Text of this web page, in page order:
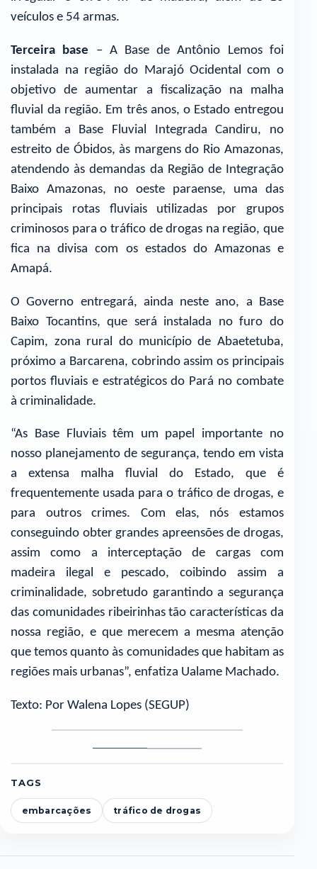
veículos e 54 armas.
Terceira base – A Base de Antônio Lemos foi
instalada na região do Marajó Ocidental com o
objetivo de aumentar a fiscalização na malha
fluvial da região. Em três anos, o Estado entregou
também a Base Fluvial Integrada Candiru, no
estreito de Óbidos, às margens do Rio Amazonas,
atendendo às demandas da Região de Integração
Baixo Amazonas, no oeste paraense, uma das
principais rotas fluviais utilizadas por grupos
criminosos para o tráfico de drogas na região, que
fica na divisa com os estados do Amazonas e
Amapá.
O Governo entregará, ainda neste ano, a Base
Baixo Tocantins, que será instalada no furo do
Capim, zona rural do município de Abaetetuba,
próximo a Barcarena, cobrindo assim os principais
portos fluviais e estratégicos do Pará no combate
à criminalidade.
“As Base Fluviais têm um papel importante no
nosso planejamento de segurança, tendo em vista
a extensa malha fluvial do Estado, que é
frequentemente usada para o tráfico de drogas, e
para outros crimes. Com elas, nós estamos
conseguindo obter grandes apreensões de drogas,
assim como a interceptação de cargas com
madeira ilegal e pescado, coibindo assim a
criminalidade, sobretudo garantindo a segurança
das comunidades ribeirinhas tão características da
nossa região, e que merecem a mesma atenção
que temos quanto às comunidades que habitam as
regiões mais urbanas”, enfatiza Ualame Machado.
Texto: Por Walena Lopes (SEGUP)
Policiais
patrulham
crimes
na
2
TAGS
embarcações tráfico de drogas